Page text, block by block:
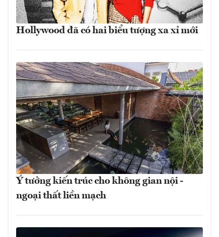
Hollywood đã có hai biểu tượng xa xỉ mới
Ý tưởng kiến trúc cho không gian nội -
ngoại thất liền mạch